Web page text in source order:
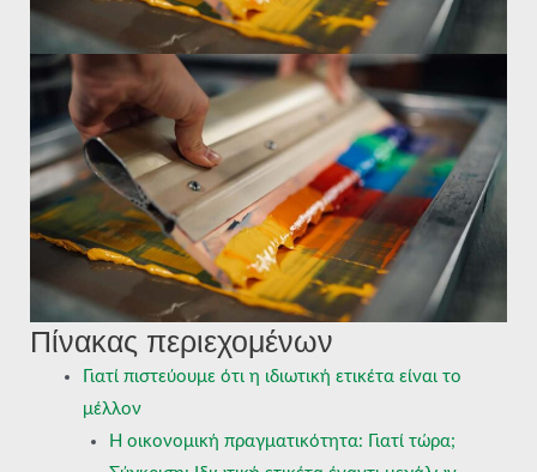
Πίνακας περιεχομένων
Γιατί πιστεύουμε ότι η ιδιωτική ετικέτα είναι το
μέλλον
Η οικονομική πραγματικότητα: Γιατί τώρα;